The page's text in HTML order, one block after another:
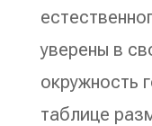
уверены в
окружность
таблице